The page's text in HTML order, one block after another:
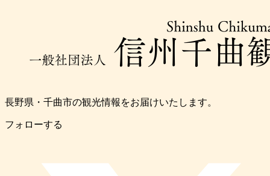
長野県・千曲市の観光情報をお届けいたします。
フォローする